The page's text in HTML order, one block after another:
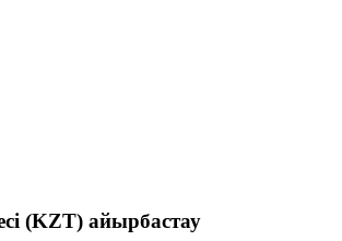
(KZT) айырбастау